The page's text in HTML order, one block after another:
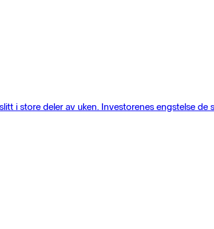
i store deler av uken. Investorenes engstelse